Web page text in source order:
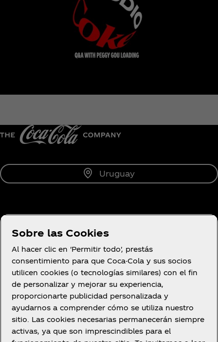
Uruguay
Sobre Nosotros
¿Necesitas ayuda?
Sobre las Cookies
Al hacer clic en 'Permitir todo', prestás
consentimiento para que Coca-Cola y sus socios
utilicen cookies (o tecnologías similares) con el fin
de personalizar y mejorar su experiencia,
proporcionarte publicidad personalizada y
ayudarnos a comprender cómo se utiliza nuestro
sitio. Las cookies necesarias permanecerán siempre
activas, ya que son imprescindibles para el